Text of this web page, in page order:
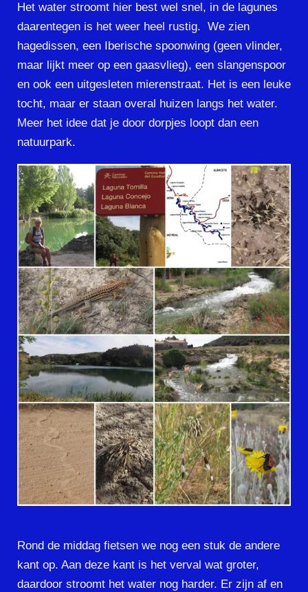
Het water stroomt hier best wel snel, in de lagunes
daarentegen is het weer heel rustig. We zien
hagedissen, een Iberische spoonwing (geen vlinder,
maar lijkt meer op een gaasvlieg), een slangenspoor
en ook een uitgesleten mierenstraat. Het is een leuke
tocht, maar er staan overal huizen langs het water.
Meer het idee dat je door dorpjes loopt dan een
natuurpark.
Rond de middag fietsen we nog een stuk de andere
kant op. Aan deze kant is het verval wat groter,
daardoor stroomt het water nog harder. Er zijn af en